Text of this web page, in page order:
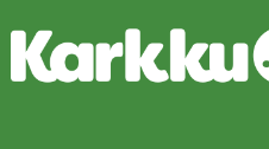
to
content